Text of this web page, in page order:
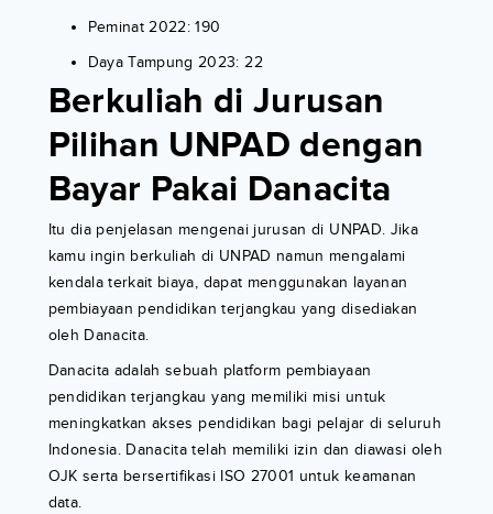
Peminat 2022: 190
Daya Tampung 2023: 22
Berkuliah di Jurusan
Pilihan UNPAD dengan
Bayar Pakai Danacita
Itu dia penjelasan mengenai jurusan di UNPAD. Jika
kamu ingin berkuliah di UNPAD namun mengalami
kendala terkait biaya, dapat menggunakan layanan
pembiayaan pendidikan terjangkau yang disediakan
oleh Danacita.
Danacita adalah sebuah platform pembiayaan
pendidikan terjangkau yang memiliki misi untuk
meningkatkan akses pendidikan bagi pelajar di seluruh
Indonesia. Danacita telah memiliki izin dan diawasi oleh
OJK serta bersertifikasi ISO 27001 untuk keamanan
data.